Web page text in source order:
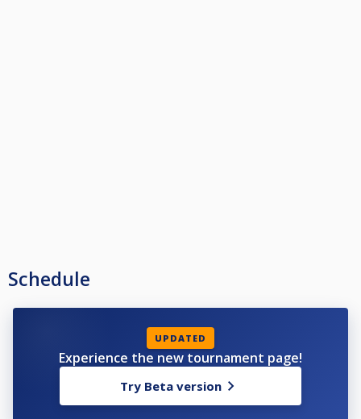
Schedule
UPDATED
Experience the new tournament page!
Try Beta version